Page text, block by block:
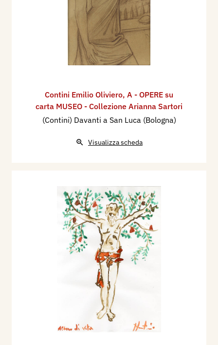
Contini Emilio Oliviero, A - OPERE su
carta MUSEO - Collezione Arianna Sartori
(Contini) Davanti a San Luca (Bologna)
Visualizza scheda